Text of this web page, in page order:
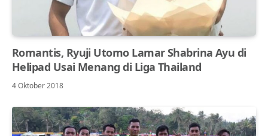
Romantis, Ryuji Utomo Lamar Shabrina Ayu di
Helipad Usai Menang di Liga Thailand
4 Oktober 2018